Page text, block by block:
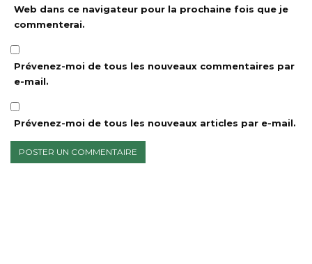
Web dans ce navigateur pour la prochaine fois que je
commenterai.
Prévenez-moi de tous les nouveaux commentaires par
e-mail.
Prévenez-moi de tous les nouveaux articles par e-mail.